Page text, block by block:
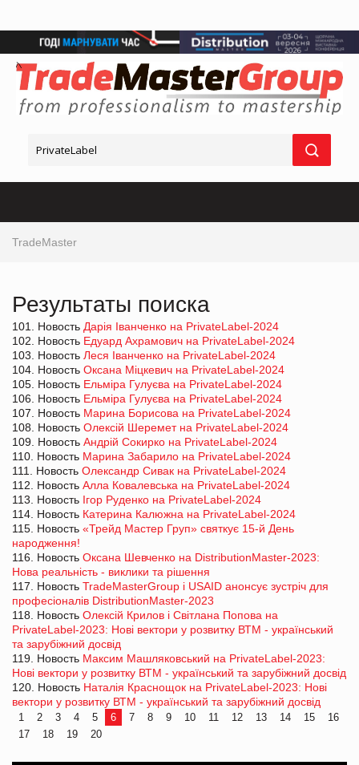
TradeMaster
Результаты поиска
101. Новость Дарія Іванченко на PrivateLabel-2024
102. Новость Едуард Ахрамович на PrivateLabel-2024
103. Новость Леся Іванченко на PrivateLabel-2024
104. Новость Оксана Міцкевич на PrivateLabel-2024
105. Новость Ельміра Гулуєва на PrivateLabel-2024
106. Новость Ельміра Гулуєва на PrivateLabel-2024
107. Новость Марина Борисова на PrivateLabel-2024
108. Новость Олексій Шеремет на PrivateLabel-2024
109. Новость Андрій Сокирко на PrivateLabel-2024
110. Новость Марина Забарило на PrivateLabel-2024
111. Новость Олександр Сивак на PrivateLabel-2024
112. Новость Алла Ковалевська на PrivateLabel-2024
113. Новость Ігор Руденко на PrivateLabel-2024
114. Новость Катерина Калюжна на PrivateLabel-2024
115. Новость «Трейд Мастер Груп» святкує 15-й День
народження!
116. Новость Оксана Шевченко на DistributionMaster-2023:
Нова реальність - виклики та рішення
117. Новость TradeMasterGroup і USAID анонсує зустріч для
професіоналів DistributionMaster-2023
118. Новость Олексій Крилов і Світлана Попова на
PrivateLabel-2023: Нові вектори у розвитку ВТМ - український
та зарубіжний досвід
119. Новость Максим Машляковський на PrivateLabel-2023:
Нові вектори у розвитку ВТМ - український та зарубіжний досвід
120. Новость Наталія Краснощок на PrivateLabel-2023: Нові
вектори у розвитку ВТМ - український та зарубіжний досвід
1 2 3 4 5 6 7 8 9 10 11 12 13 14 15
16
17
18 19 20